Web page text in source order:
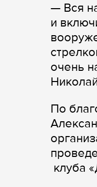
— Вся
и
очень
По
клуба